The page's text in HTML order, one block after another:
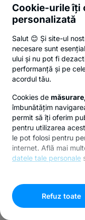
Cookie-urile îți
personalizată
Salut 😊 Și site-ul
necesare sunt
ului și nu pot fi
performanță și pe
acordul tău.
Cookies de
îmbunătățim
permit să îți oferim
pentru utilizarea
le pot folosi pentru
internet. Află mai
datele tale personale
cookies"
Refuz toate